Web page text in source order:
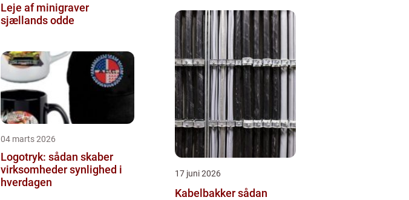
Leje af minigraver
sjællands odde
04 marts 2026
Logotryk: sådan skaber
virksomheder synlighed i
hverdagen
17 juni 2026
Kabelbakker sådan